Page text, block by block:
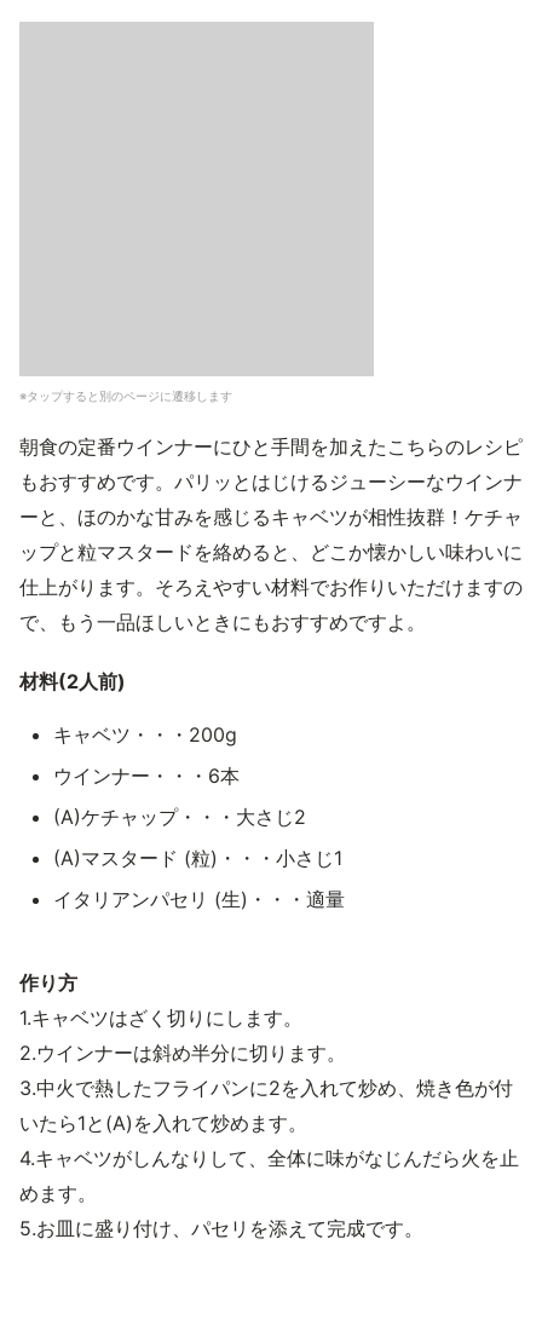
※タップすると別のページに遷移します
朝食の定番ウインナーにひと手間を加えたこちらのレシピ
もおすすめです。パリッとはじけるジューシーなウインナ
ーと、ほのかな甘みを感じるキャベツが相性抜群！ケチャ
ップと粒マスタードを絡めると、どこか懐かしい味わいに
仕上がります。そろえやすい材料でお作りいただけますの
で、もう一品ほしいときにもおすすめですよ。
材料(2人前)
キャベツ・・・200g
ウインナー・・・6本
(A)ケチャップ・・・大さじ2
(A)マスタード (粒)・・・小さじ1
イタリアンパセリ (生)・・・適量
作り方
1.キャベツはざく切りにします。
2.ウインナーは斜め半分に切ります。
3.中火で熱したフライパンに2を入れて炒め、焼き色が付
いたら1と(A)を入れて炒めます。
4.キャベツがしんなりして、全体に味がなじんだら火を止
めます。
5.お皿に盛り付け、パセリを添えて完成です。